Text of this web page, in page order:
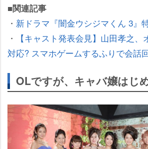
■関連記事
・ 新ドラマ『闇金ウシジマくん 3』
・
【キャスト発表会見】山田孝之
対応? スマホゲームするふりで会話
OLですが、キャバ嬢はじ